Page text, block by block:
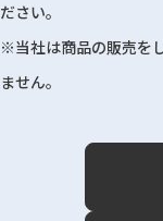
ださい。
※当社は商品の販売を
ません。